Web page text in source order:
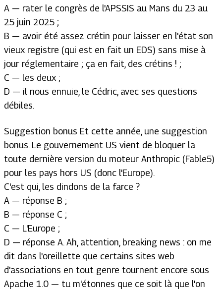
A — rater le congrès de l'APSSIS au Mans du 23 au
25 juin 2025 ;
B — avoir été assez crétin pour laisser en l'état son
vieux registre (qui est en fait un EDS) sans mise à
jour réglementaire ; ça en fait, des crétins ! ;
C — les deux ;
D — il nous ennuie, le Cédric, avec ses questions
débiles.
Suggestion bonus Et cette année, une suggestion
bonus. Le gouvernement US vient de bloquer la
toute dernière version du moteur Anthropic (Fable5)
pour les pays hors US (donc l'Europe).
C'est qui, les dindons de la farce ?
A — réponse B ;
B — réponse C ;
C — L'Europe ;
D — réponse A. Ah, attention, breaking news : on me
dit dans l'oreillette que certains sites web
d'associations en tout genre tournent encore sous
Apache 1.0 — tu m'étonnes que ce soit là que l'on